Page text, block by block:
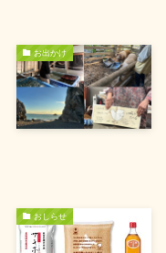
お出かけ
おしらせ